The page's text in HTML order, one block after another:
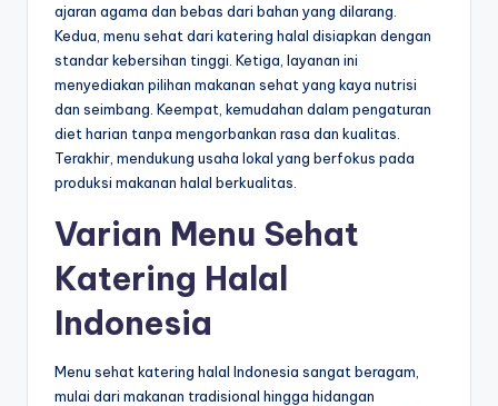
ajaran agama dan bebas dari bahan yang dilarang.
Kedua, menu sehat dari katering halal disiapkan dengan
standar kebersihan tinggi. Ketiga, layanan ini
menyediakan pilihan makanan sehat yang kaya nutrisi
dan seimbang. Keempat, kemudahan dalam pengaturan
diet harian tanpa mengorbankan rasa dan kualitas.
Terakhir, mendukung usaha lokal yang berfokus pada
produksi makanan halal berkualitas.
Varian Menu Sehat
Katering Halal
Indonesia
Menu sehat katering halal Indonesia sangat beragam,
mulai dari makanan tradisional hingga hidangan